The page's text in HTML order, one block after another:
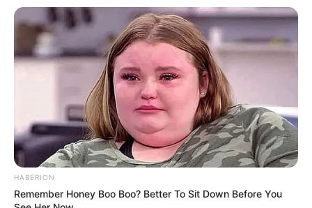
HABERION
Remember Honey Boo Boo? Better To Sit Down Before You